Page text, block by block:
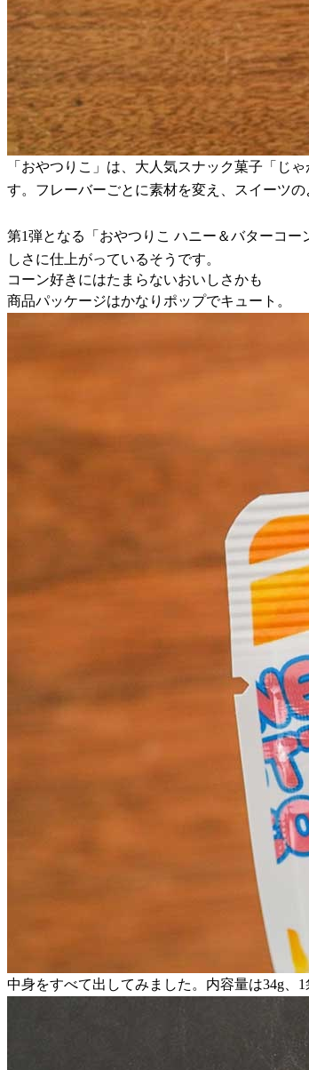
「おやつりこ」は、大人気スナック菓子「じ
す。フレーバーごとに素材を変え、スイーツの
第1弾となる「おやつりこ ハニー＆バターコ
しさに仕上がっているそうです。
コーン好きにはたまらないおいしさかも
商品パッケージはかなりポップでキュート。
中身をすべて出してみました。内容量は34g、1